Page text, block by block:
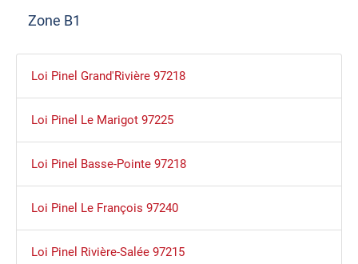
Zone B1
Loi Pinel Grand'Rivière 97218
Loi Pinel Le Marigot 97225
Loi Pinel Basse-Pointe 97218
Loi Pinel Le François 97240
Loi Pinel Rivière-Salée 97215